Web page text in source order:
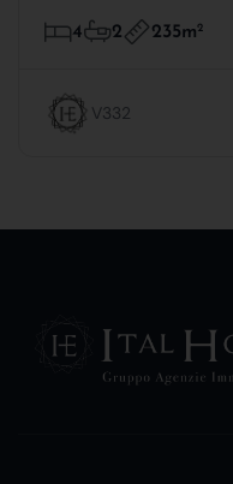
4 2 235m2
V332